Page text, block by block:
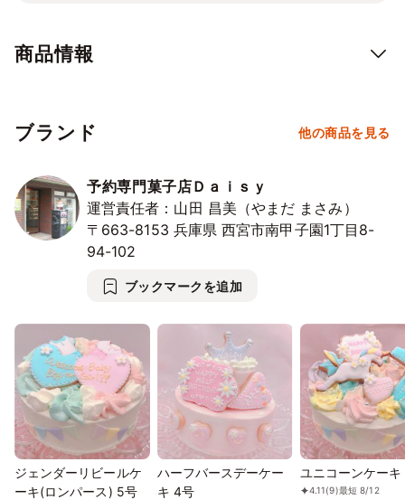
商品情報
ブランド 他の商品を見る
予約専門菓子店Ｄａｉｓｙ
運営責任者：山田 昌美（やまだ まさみ）
〒663-8153 兵庫県 西宮市南甲子園1丁目8-
94-102
ブックマークを追加
ジェンダーリビールケ
ーキ(ロンパース) 5号
ハーフバースデーケー
キ 4号
ユニコーンケー
4.11(9)最短 8/12